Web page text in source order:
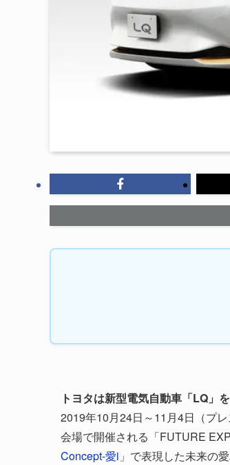
トヨタは新型電気自動車「LQ」
2019年10月24日～11月4日（プ
会場で開催される「FUTURE
Concept-愛i 」で表現した未来の